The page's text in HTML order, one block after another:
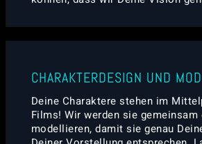
CHARAKTERDESIGN UND
Deine Charaktere stehen im
Films! Wir werden sie gemeinsam
modellieren, damit sie genau